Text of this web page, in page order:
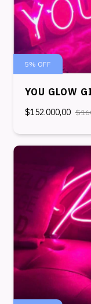
5% OFF
YOU GLOW
$152.000,00